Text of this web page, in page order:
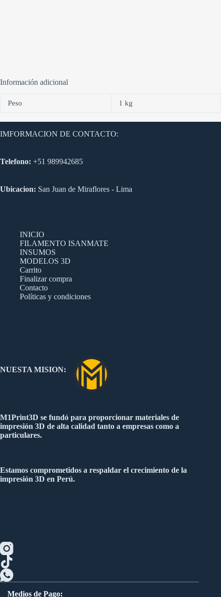
Información adicional
Peso 1 kg
IMFORMACION DE CONTACTO:
Telefono: +51 989942685
Ubicacion: San Juan de Miraflores - Lima
INICIO
FILAMENTO ISANMATE
INSUMOS
MODELOS 3D
Carrito
Finalizar compra
Contacto
Políticas y condiciones
NUESTA MISION:
M1Print3D se fundó para proporcionar materiales de
impresión 3D de alta calidad tanto a empresas como a
particulares.
Estamos comprometidos a respaldar el crecimiento de la
impresión 3D en Perú.
Medios de Pago: